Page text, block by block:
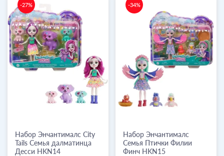
-27%
Набор Энчантималс City
Tails Семья далматинца
Десси HKN14
-34%
Набор Энчантималс
Семья Птички Филии
Финч HKN15